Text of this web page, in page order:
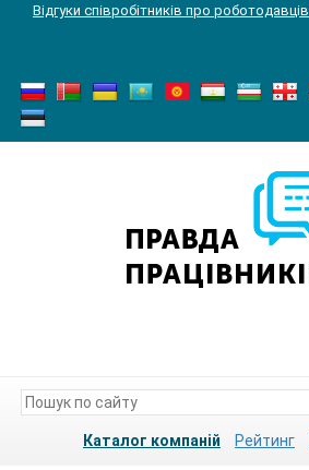
Відгуки співробітників про роботодавців
Каталог компаній Рейтинг